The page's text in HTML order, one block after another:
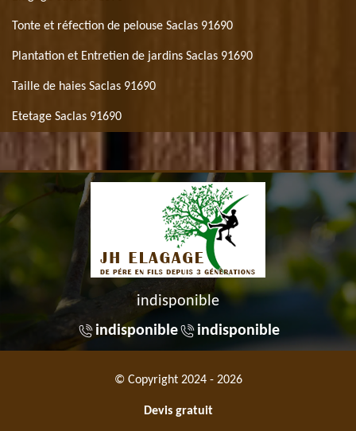
Tonte et réfection de pelouse Saclas 91690
Plantation et Entretien de jardins Saclas 91690
Taille de haies Saclas 91690
Etetage Saclas 91690
indisponible
indisponible
indisponible
© Copyright 2024 - 2026
Devis gratuit